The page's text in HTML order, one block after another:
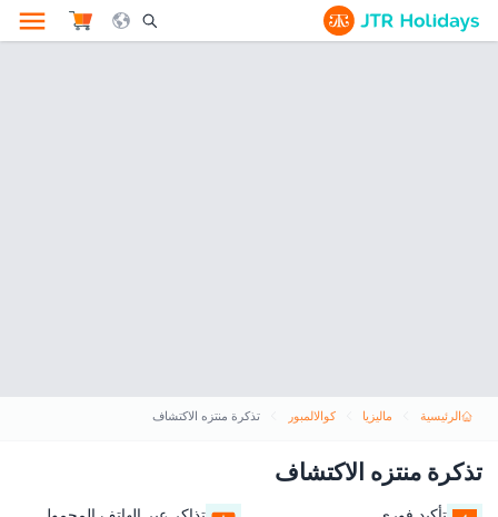
Search Opener Icon
الرئيسية ماليزيا كوالالمبور تذكرة منتزه الاكتشاف
تذكرة منتزه الاكتشاف